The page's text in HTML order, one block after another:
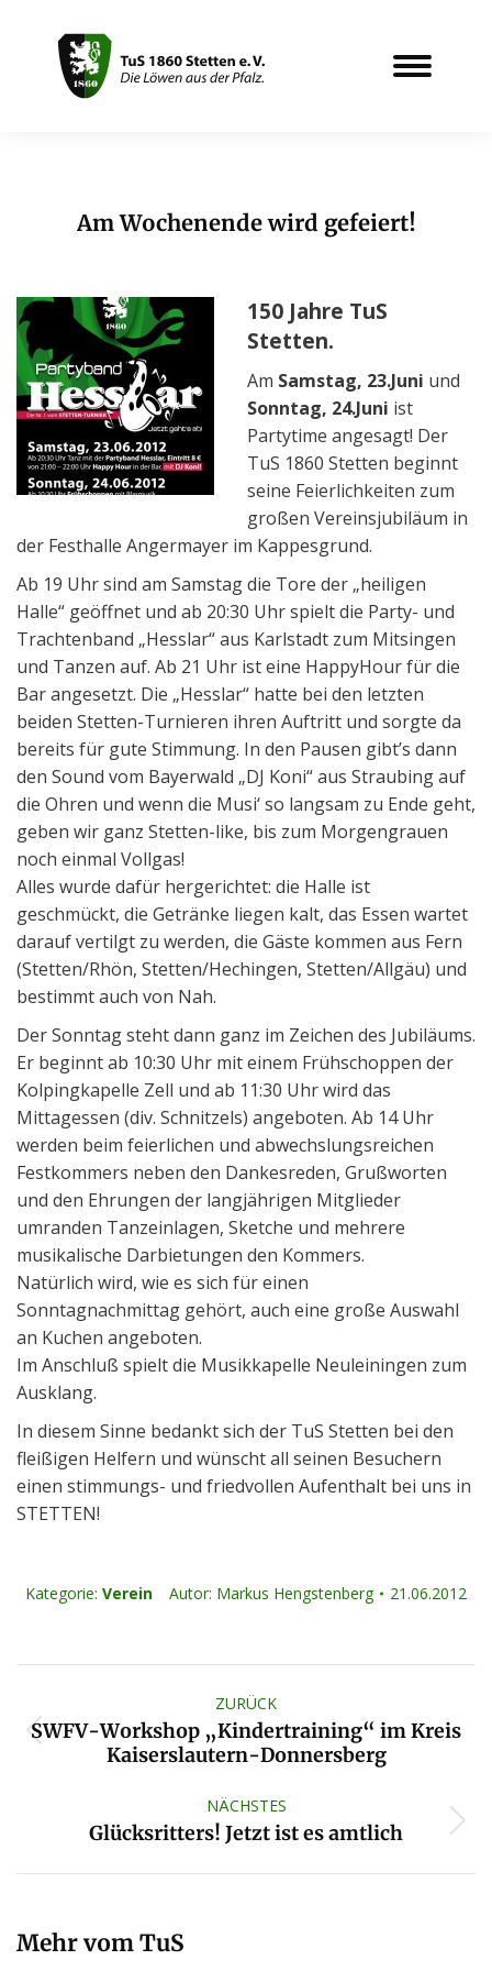
Am Wochenende wird gefeiert!
150 Jahre TuS
Stetten.
Am Samstag, 23.Juni und
Sonntag, 24.Juni ist
Partytime angesagt! Der
TuS 1860 Stetten beginnt
seine Feierlichkeiten zum
großen Vereinsjubiläum in
der Festhalle Angermayer im Kappesgrund.
Ab 19 Uhr sind am Samstag die Tore der „heiligen
Halle“ geöffnet und ab 20:30 Uhr spielt die Party- und
Trachtenband „Hesslar“ aus Karlstadt zum Mitsingen
und Tanzen auf. Ab 21 Uhr ist eine HappyHour für die
Bar angesetzt. Die „Hesslar“ hatte bei den letzten
beiden Stetten-Turnieren ihren Auftritt und sorgte da
bereits für gute Stimmung. In den Pausen gibt’s dann
den Sound vom Bayerwald „DJ Koni“ aus Straubing auf
die Ohren und wenn die Musi‘ so langsam zu Ende geht,
geben wir ganz Stetten-like, bis zum Morgengrauen
noch einmal Vollgas!
Alles wurde dafür hergerichtet: die Halle ist
geschmückt, die Getränke liegen kalt, das Essen wartet
darauf vertilgt zu werden, die Gäste kommen aus Fern
(Stetten/Rhön, Stetten/Hechingen, Stetten/Allgäu) und
bestimmt auch von Nah.
Der Sonntag steht dann ganz im Zeichen des Jubiläums.
Er beginnt ab 10:30 Uhr mit einem Frühschoppen der
Kolpingkapelle Zell und ab 11:30 Uhr wird das
Mittagessen (div. Schnitzels) angeboten. Ab 14 Uhr
werden beim feierlichen und abwechslungsreichen
Festkommers neben den Dankesreden, Grußworten
und den Ehrungen der langjährigen Mitglieder
umranden Tanzeinlagen, Sketche und mehrere
musikalische Darbietungen den Kommers.
Natürlich wird, wie es sich für einen
Sonntagnachmittag gehört, auch eine große Auswahl
an Kuchen angeboten.
Im Anschluß spielt die Musikkapelle Neuleiningen zum
Ausklang.
In diesem Sinne bedankt sich der TuS Stetten bei den
fleißigen Helfern und wünscht all seinen Besuchern
einen stimmungs- und friedvollen Aufenthalt bei uns in
STETTEN!
Kategorie: Verein Autor: Markus Hengstenberg 21.06.2012
ZURÜCK
Vorheriger
Beitrag:
SWFV-Workshop „Kindertraining“ im Kreis
Kaiserslautern-Donnersberg
NÄCHSTES
Nächster
Glücksritters! Jetzt ist es amtlich
Mehr vom TuS